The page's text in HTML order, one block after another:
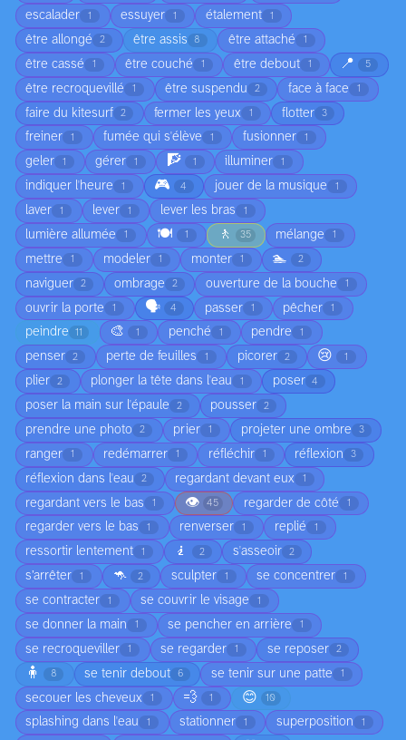
escalader 1 essuyer 1 étalement 1
être allongé 2 être assis 8 être attaché 1
être cassé 1 être couché 1 être debout 1 📍 5
être recroquevillé 1 être suspendu 2 face à face 1
faire du kitesurf 2 fermer les yeux 1 flotter 3
freiner 1 fumée qui s'élève 1 fusionner 1
geler 1 gérer 1 🧗 1 illuminer 1
indiquer l'heure 1 🎮 4 jouer de la musique 1
laver 1 lever 1 lever les bras 1
lumière allumée 1 🍽️ 1 🚶 35 mélange 1
mettre 1 modeler 1 monter 1 🏊 2
naviguer 2 ombrage 2 ouverture de la bouche 1
ouvrir la porte 1 🗣️ 4 passer 1 pêcher 1
peindre 11 🎨 1 penché 1 pendre 1
penser 2 perte de feuilles 1 picorer 2 😢 1
plier 2 plonger la tête dans l'eau 1 poser 4
poser la main sur l'épaule 2 pousser 2
prendre une photo 2 prier 1 projeter une ombre 3
ranger 1 redémarrer 1 réfléchir 1 réflexion 3
réflexion dans l'eau 2 regardant devant eux 1
regardant vers le bas 1 👁️ 45 regarder de côté 1
regarder vers le bas 1 renverser 1 replié 1
ressortir lentement 1 🧎 2 s'asseoir 2
s’arrêter 1 🦘 2 sculpter 1 se concentrer 1
se contracter 1 se couvrir le visage 1
se donner la main 1 se pencher en arrière 1
se recroqueviller 1 se regarder 1 se reposer 2
🧍 8 se tenir debout 6 se tenir sur une patte 1
secouer les cheveux 1 💨 1 😊 10
splashing dans l'eau 1 stationner 1 superposition 1